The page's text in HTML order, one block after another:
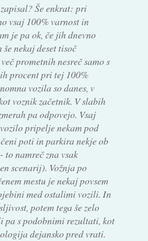
Še enkrat: pri
vsaj 100% varnost in
je pa ok, če jih dnevno
nekaj deset tisoč
prometnih nesreč samo s
procent pri tej 100%
vozila so danes, v
voznik začetnik. V slabih
pa odpovejo. Vsaj
pripelje nekam pod
poti in parkira nekje ob
namreč zna vsak
scenarij). Vožnja po
mestu je nekaj povsem
med ostalimi vozili. In
potem tega še zelo
pa s podobnimi rezultati, kot
dejansko pred vrati.